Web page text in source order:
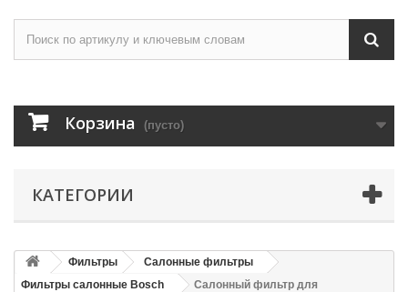
Корзина (пусто)
КАТЕГОРИИ
Фильтры
Салонные фильтры
Фильтры салонные Bosch
Салонный фильтр для